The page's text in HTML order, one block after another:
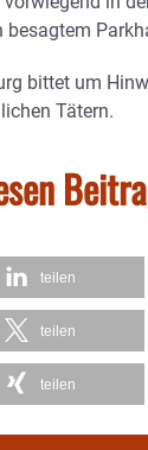
besagtem
bittet um
Tätern.
teilen
teilen
teilen